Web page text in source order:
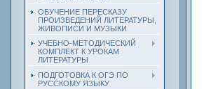
ОБУЧЕНИЕ ПЕРЕСКАЗУ
ПРОИЗВЕДЕНИЙ ЛИТЕРАТУРЫ,
ЖИВОПИСИ И МУЗЫКИ
УЧЕБНО-МЕТОДИЧЕСКИЙ
КОМПЛЕКТ К УРОКАМ
ЛИТЕРАТУРЫ
ПОДГОТОВКА К ОГЭ ПО
РУССКОМУ ЯЗЫКУ